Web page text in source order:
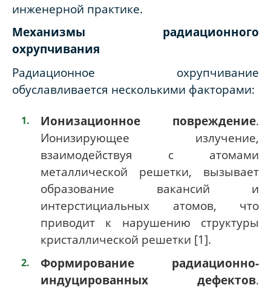
инженерной практике.
Механизмы радиационного
охрупчивания
Радиационное охрупчивание
обуславливается несколькими факторами:
Ионизационное повреждение.
Ионизирующее излучение,
взаимодействуя с атомами
металлической решетки, вызывает
образование вакансий и
интерстициальных атомов, что
приводит к нарушению структуры
кристаллической решетки [1].
Формирование радиационно-
индуцированных дефектов.